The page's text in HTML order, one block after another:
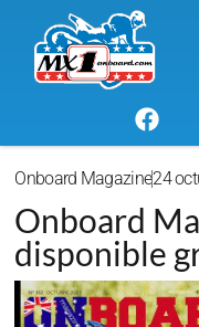
Onboard Magazine24
Onboard
disponible